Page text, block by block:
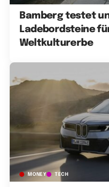
Bamberg testet
Ladebordsteine
Weltkulturerbe
MONEY TECH